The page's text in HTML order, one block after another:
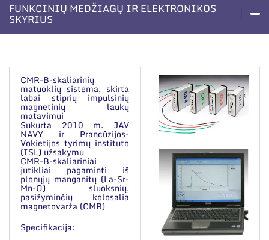
Sertifikatai ir akreditavimo pažymėjimai
Viešieji pirkimai
Duomenų apsauga
Darbuotojams
Nuorodos
Narystė nacionalinėse ir tarptautinėse
organizacijose bei asociacijose
Administracija
Administraciniai skyriai
Mokslo taryba
Tarptautinė patarėjų taryba
Mokslininkai emeritai
Tinklalaidės
Leidiniai
Bendri rekvizitai
Administracija
Darbuotojų kontaktai
FUNKCINIŲ MEDŽIAGŲ IR ELEKTRONIKOS
SKYRIUS
CMR-B-skaliarinių
matuoklių sistema, skirta
labai stiprių impulsinių
magnetinių laukų
matavimui
Sukurta 2010 m. JAV
NAVY ir Prancūzijos-
Vokietijos tyrimų instituto
(ISL) užsakymu
CMR-B-skaliariniai
jutikliai pagaminti iš
plonųjų manganitų (La-Sr-
Mn-O) sluoksnių,
pasižyminčių kolosalia
magnetovarža (CMR)
Specifikacija: